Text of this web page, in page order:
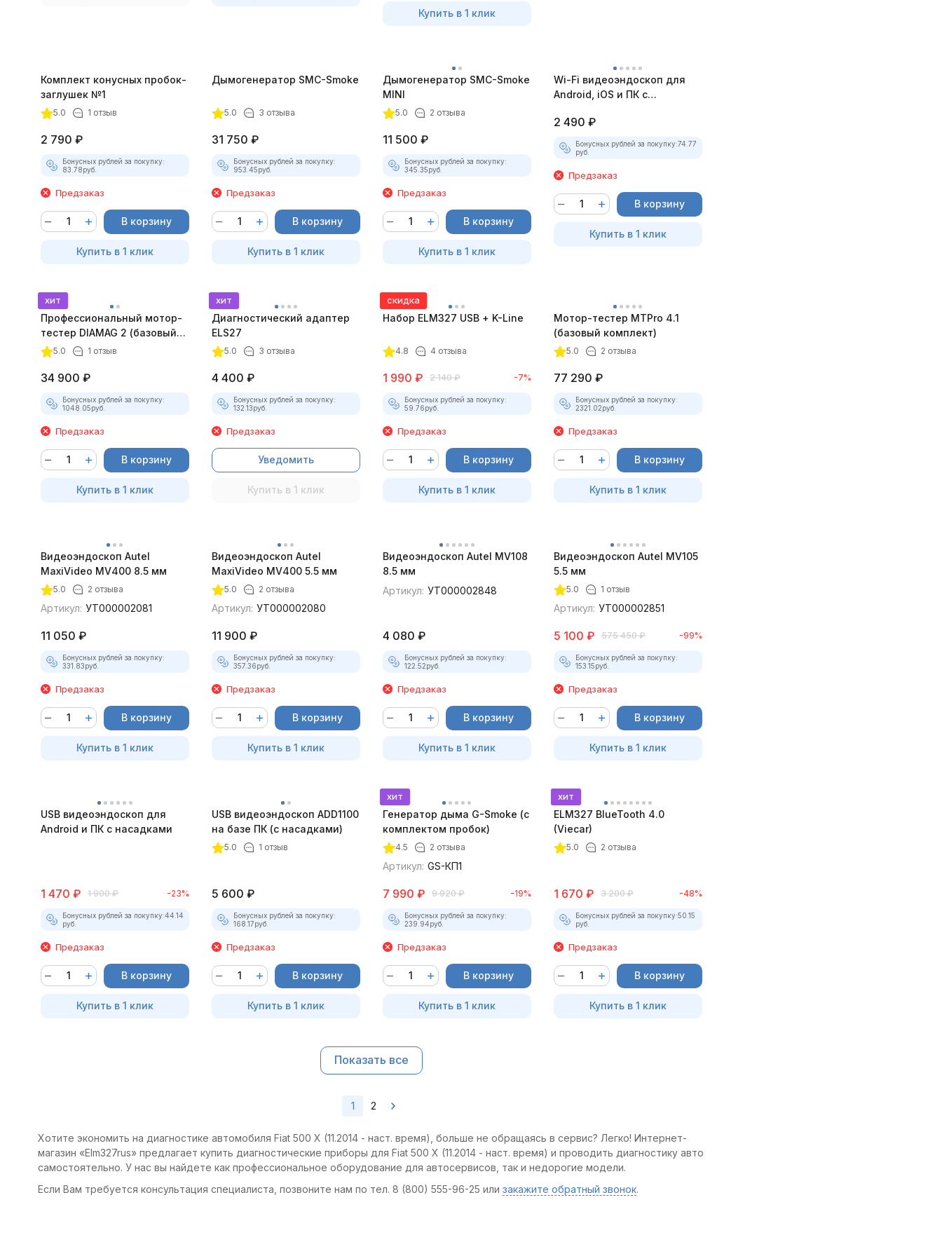
Купить в 1 клик
Комплект конусных пробок-
заглушек №1
5.0 1 отзыв
2 790 ₽
Бонусных рублей за покупку:
83.78руб.
Предзаказ
В корзину
Купить в 1 клик
Дымогенератор SMC-Smoke
5.0 3 отзыва
31 750 ₽
Бонусных рублей за покупку:
953.45руб.
Предзаказ
В корзину
Купить в 1 клик
Дымогенератор SMC-Smoke
MINI
5.0 2 отзыва
11 500 ₽
Бонусных рублей за покупку:
345.35руб.
Предзаказ
В корзину
Купить в 1 клик
Wi-Fi видеоэндоскоп для
Android, iOS и ПК с
2 490 ₽
Бонусных рублей за покупку:74.77
руб.
Предзаказ
В корзину
Купить в 1 клик
хит
Профессиональный мотор-
тестер DIAMAG 2 (базовый
комплект)
5.0 1 отзыв
34 900 ₽
Бонусных рублей за покупку:
1048.05руб.
Предзаказ
В корзину
Купить в 1 клик
хит
Диагностический адаптер
ELS27
5.0 3 отзыва
4 400 ₽
Бонусных рублей за покупку:
132.13руб.
Предзаказ
Уведомить
Купить в 1 клик
скидка
Набор ELM327 USB + K-Line
4.8 4 отзыва
1 990 ₽ 2 140 ₽ -7%
Бонусных рублей за покупку:
59.76руб.
Предзаказ
В корзину
Купить в 1 клик
Мотор-тестер MTPro 4.1
(базовый комплект)
5.0 2 отзыва
77 290 ₽
Бонусных рублей за покупку:
2321.02руб.
Предзаказ
В корзину
Купить в 1 клик
Видеоэндоскоп Autel
MaxiVideo MV400 8.5 мм
5.0 2 отзыва
Артикул: УТ000002081
11 050 ₽
Бонусных рублей за покупку:
331.83руб.
Предзаказ
В корзину
Купить в 1 клик
Видеоэндоскоп Autel
MaxiVideo MV400 5.5 мм
5.0 2 отзыва
Артикул: УТ000002080
11 900 ₽
Бонусных рублей за покупку:
357.36руб.
Предзаказ
В корзину
Купить в 1 клик
Видеоэндоскоп Autel MV108
8.5 мм
Артикул: УТ000002848
4 080 ₽
Бонусных рублей за покупку:
122.52руб.
Предзаказ
В корзину
Купить в 1 клик
Видеоэндоскоп Autel MV105
5.5 мм
5.0 1 отзыв
Артикул: УТ000002851
5 100 ₽ 575 450 ₽ -99%
Бонусных рублей за покупку:
153.15руб.
Предзаказ
В корзину
Купить в 1 клик
USB видеоэндоскоп для
Android и ПК с насадками
1 470 ₽ 1 900 ₽ -23%
Бонусных рублей за покупку:44.14
руб.
Предзаказ
В корзину
Купить в 1 клик
USB видеоэндоскоп ADD1100
на базе ПК (с насадками)
5.0 1 отзыв
5 600 ₽
Бонусных рублей за покупку:
168.17руб.
Предзаказ
В корзину
Купить в 1 клик
хит
Генератор дыма G-Smoke (c
комплектом пробок)
4.5 2 отзыва
Артикул: GS-КП1
7 990 ₽ 9 920 ₽ -19%
Бонусных рублей за покупку:
239.94руб.
Предзаказ
В корзину
Купить в 1 клик
хит
ELM327 BlueTooth 4.0
(Viecar)
5.0 2 отзыва
1 670 ₽ 3 200 ₽ -48%
Бонусных рублей за покупку:50.15
руб.
Предзаказ
В корзину
Купить в 1 клик
Показать все
1 2
Хотите экономить на диагностике автомобиля Fiat 500 X (11.2014 - наст. время), больше не обращаясь в сервис? Легко! Интернет-
магазин «Elm327rus» предлагает купить диагностические приборы для Fiat 500 X (11.2014 - наст. время) и проводить диагностику авто
самостоятельно. У нас вы найдете как профессиональное оборудование для автосервисов, так и недорогие модели.
Если Вам требуется консультация специалиста, позвоните нам по тел. 8 (800) 555-96-25 или закажите обратный звонок.